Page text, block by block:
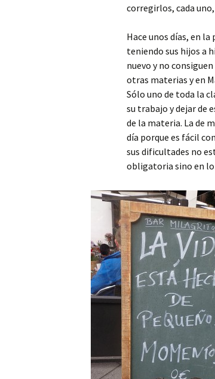
corregirlos, cada
Hace unos días, en
teniendo sus hijos a
nuevo y no
otras materias y en
Sólo uno de toda la
su trabajo y dejar de
de la materia. La de
día porque es fácil
sus dificultades no
obligatoria sino en lo